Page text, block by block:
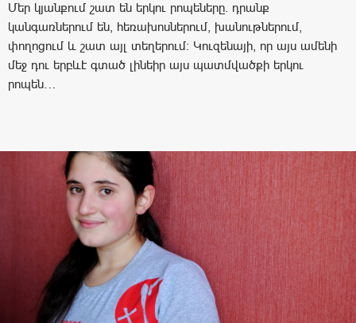
Մեր կյանքում շատ են երկու րոպեները. դրանք
կանգառներում են, հեռախոսներում, խանութներում,
փողոցում և շատ այլ տեղերում: Կուզենայի, որ այս ամենի
մեջ դու երբևէ գտած լինեիր այս պատմվածքի երկու
րոպեն…